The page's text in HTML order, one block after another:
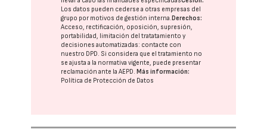
Los datos pueden cederse a otras empresas del
grupo por motivos de gestión interna.Derechos:
Acceso, rectificación, oposición, supresión,
portabilidad, limitación del tratatamiento y
decisiones automatizadas: contacte con
nuestro DPD. Si considera que el tratamiento no
se ajusta a la normativa vigente, puede presentar
reclamación ante laAEPD.Más información:
Política de Protección de Datos